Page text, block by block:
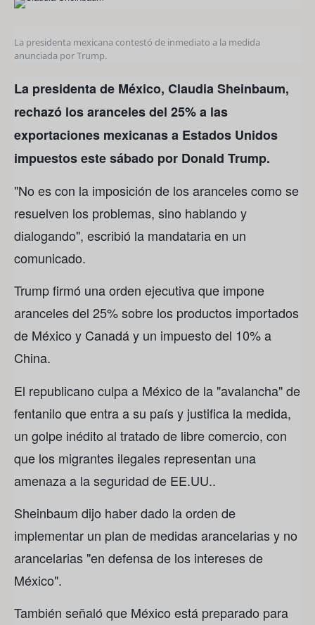
La presidenta mexicana contestó de inmediato a la medida
anunciada por Trump.
La presidenta de México, Claudia Sheinbaum,
rechazó los aranceles del 25% a las
exportaciones mexicanas a Estados Unidos
impuestos este sábado por Donald Trump.
"No es con la imposición de los aranceles como se
resuelven los problemas, sino hablando y
dialogando", escribió la mandataria en un
comunicado.
Trump firmó una orden ejecutiva que impone
aranceles del 25% sobre los productos importados
de México y Canadá y un impuesto del 10% a
China.
El republicano culpa a México de la "avalancha" de
fentanilo que entra a su país y justifica la medida,
un golpe inédito al tratado de libre comercio, con
que los migrantes ilegales representan una
amenaza a la seguridad de EE.UU..
Sheinbaum dijo haber dado la orden de
implementar un plan de medidas arancelarias y no
arancelarias "en defensa de los intereses de
México".
También señaló que México está preparado para